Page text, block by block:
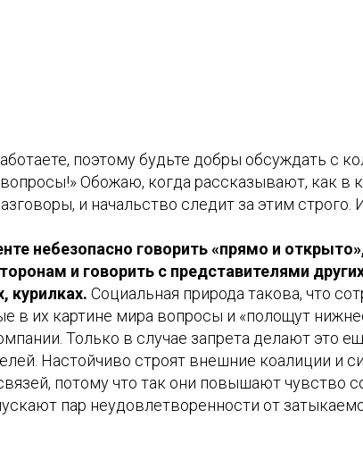
поэтому будьте добры обсуждать с
Обожаю, когда рассказывают, как в
и начальство следит за этим строго.
небезопасно говорить «прямо и
и говорить с представителями
курилках. Социальная природа такова, что
в их картине мира вопросы и «полощут
Только в случае запрета делают это
Настойчиво строят внешние коалиции и
потому что так они повышают чувство
пар неудовлетворенности от